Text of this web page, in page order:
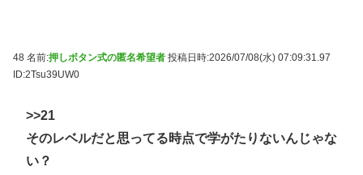
48 名前:押しボタン式の匿名希望者 投稿日時:2026/07/08(水) 07:09:31.97
ID:2Tsu39UW0
>>21
そのレベルだと思ってる時点で学がたりないんじゃな
い？